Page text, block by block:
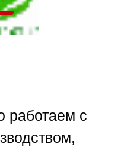
работаем с